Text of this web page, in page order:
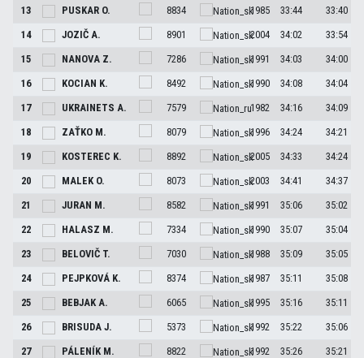
13
PUSKAR O. 8834 1985 33:44
33:40
14
JOZIČ A. 8901 2004 34:02
33:54
15
NANOVA Z. 7286 1991 34:03
34:00
16
KOCIAN K. 8492 1990 34:08
34:04
17
UKRAINETS A. 7579 1982 34:16
34:09
18
ZAŤKO M. 8079 1996 34:24
34:21
19
KOSTEREC K. 8892 2005 34:33
34:24
20
MALEK O. 8073 2003 34:41
34:37
21
JURAN M. 8582 1991 35:06
35:02
22
HALASZ M. 7334 1990 35:07
35:04
23
BELOVIČ T. 7030 1988 35:09
35:05
24
PEJPKOVÁ K. 8374 1987 35:11
35:08
25
BEBJAK A. 6065 1995 35:16
35:11
26
BRISUDA J. 5373 1992 35:22
35:06
27
PÁLENÍK M. 8822 1992 35:26
35:21